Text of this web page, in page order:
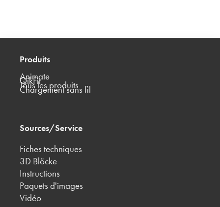
Produits
Animate
QikFit
Tous les produits
Chargement sans fil
Sources/Service
Fiches techniques
3D Blöcke
Instructions
Paquets d'images
Vidéo